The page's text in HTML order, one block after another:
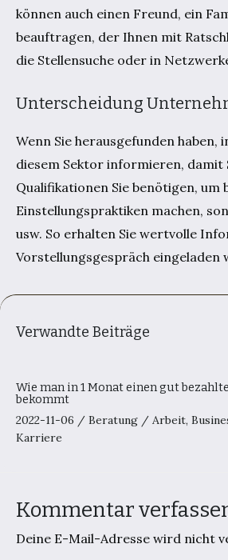
können auch einen Freund, ein
beauftragen, der Ihnen mit
die Stellensuche oder in
Unterscheidung
Wenn Sie herausgefunden
diesem Sektor informieren, damit
Qualifikationen Sie benötigen, um
Einstellungspraktiken machen,
usw. So erhalten Sie wertvolle
Vorstellungsgespräch eingeladen
Verwandte Beiträge
Wie man in 1 Monat einen gut
bekommt
2022-11-06 / Beratung / Arbeit,
Karriere
Kommentar
Deine E-Mail-Adresse wird nicht